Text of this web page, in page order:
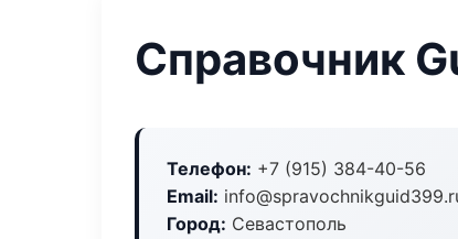
Справочник
Телефон: +7 (915) 384-40-56
Email:
Город: Севастополь